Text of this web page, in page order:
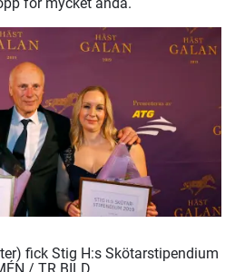
fick Stig H:s Skötarstipendium